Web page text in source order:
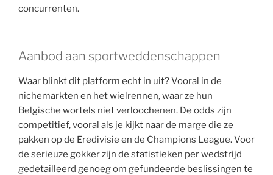
concurrenten.
Aanbod aan sportweddenschappen
Waar blinkt dit platform echt in uit? Vooral in de
nichemarkten en het wielrennen, waar ze hun
Belgische wortels niet verloochenen. De odds zijn
competitief, vooral als je kijkt naar de marge die ze
pakken op de Eredivisie en de Champions League. Voor
de serieuze gokker zijn de statistieken per wedstrijd
gedetailleerd genoeg om gefundeerde beslissingen te